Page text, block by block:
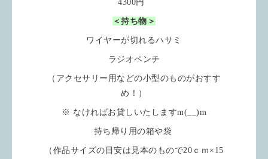
4300円
＜持ち物＞
ワイヤーが切れるハサミ
ラジオペンチ
（アクセサリー用などの小型のものがおすす
め！）
※ なければお貸しいたしますm(__)m
持ち帰り用の箱や袋
（作品サイズの目安は見本のもので20ｃｍ×15